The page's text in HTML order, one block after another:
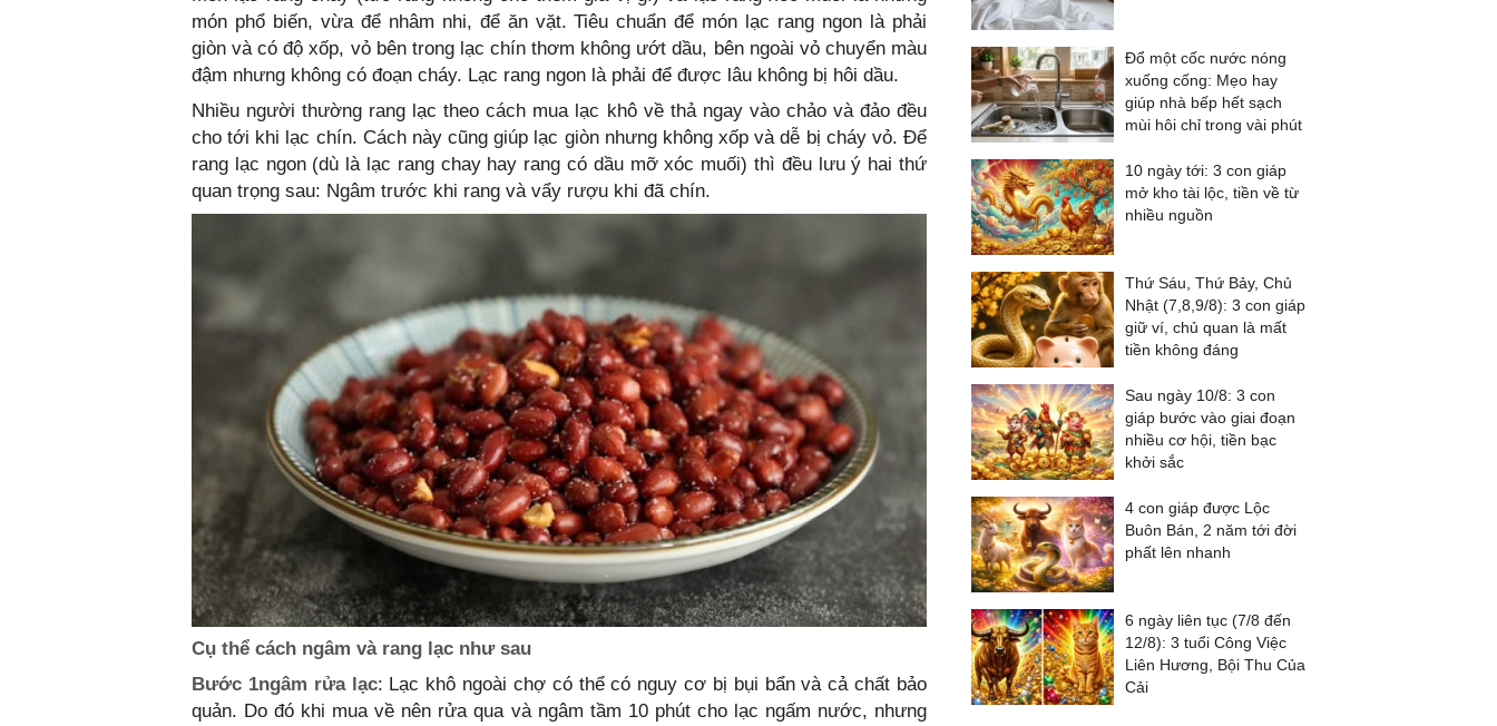
món phổ biến, vừa để nhâm nhi, để ăn vặt. Tiêu chuẩn để món lạc rang ngon là phải
giòn và có độ xốp, vỏ bên trong lạc chín thơm không ướt dầu, bên ngoài vỏ chuyển màu
đậm nhưng không có đoạn cháy. Lạc rang ngon là phải để được lâu không bị hôi dầu.
Nhiều người thường rang lạc theo cách mua lạc khô về thả ngay vào chảo và đảo đều
cho tới khi lạc chín. Cách này cũng giúp lạc giòn nhưng không xốp và dễ bị cháy vỏ. Để
rang lạc ngon (dù là lạc rang chay hay rang có dầu mỡ xóc muối) thì đều lưu ý hai thứ
quan trọng sau: Ngâm trước khi rang và vẩy rượu khi đã chín.
Cụ thể cách ngâm và rang lạc như sau
Bước 1ngâm rửa lạc: Lạc khô ngoài chợ có thể có nguy cơ bị bụi bẩn và cả chất bảo
quản. Do đó khi mua về nên rửa qua và ngâm tầm 10 phút cho lạc ngấm nước, nhưng
Đổ một cốc nước nóng
xuống cống: Mẹo hay
giúp nhà bếp hết sạch
mùi hôi chỉ trong vài phút
10 ngày tới: 3 con giáp
mở kho tài lộc, tiền về từ
nhiều nguồn
Thứ Sáu, Thứ Bảy, Chủ
Nhật (7,8,9/8): 3 con giáp
giữ ví, chủ quan là mất
tiền không đáng
Sau ngày 10/8: 3 con
giáp bước vào giai đoạn
nhiều cơ hội, tiền bạc
khởi sắc
4 con giáp được Lộc
Buôn Bán, 2 năm tới đời
phất lên nhanh
6 ngày liên tục (7/8 đến
12/8): 3 tuổi Công Việc
Liên Hương, Bội Thu Của
Cải